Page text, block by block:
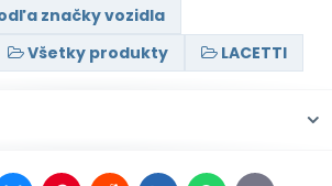
značky vozidla
Všetky produkty LACETTI